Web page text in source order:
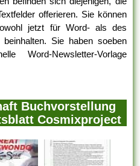
offerieren. Sie können
jetzt für Word- als des
Sie haben soeben
Word-Newsletter-Vorlage
Buchvorstellung
Cosmixproject